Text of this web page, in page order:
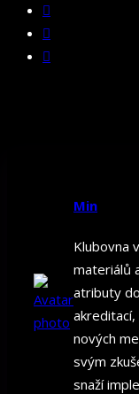
Min
Klubovna
materiálů
atributy
akreditací,
nových
svým
snaží